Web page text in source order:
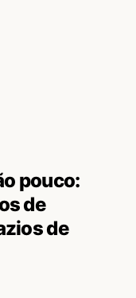
pouco:
de
de